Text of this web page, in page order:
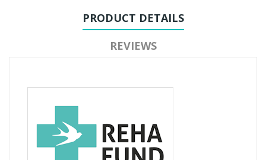
PRODUCT DETAILS
REVIEWS